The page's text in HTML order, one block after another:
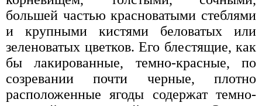
большей частью красноватыми стеблями
и крупными кистями беловатых или
зеленоватых цветков. Его блестящие, как
бы лакированные, темно-красные, по
созревании почти черные, плотно
расположенные ягоды содержат темно-